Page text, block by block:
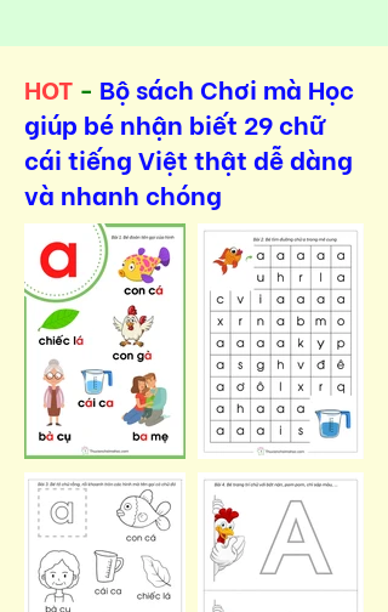
HOT - Bộ sách Chơi mà Học
giúp bé nhận biết 29 chữ
cái tiếng Việt thật dễ dàng
và nhanh chóng